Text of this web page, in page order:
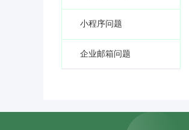
小程序问题
企业邮箱问题